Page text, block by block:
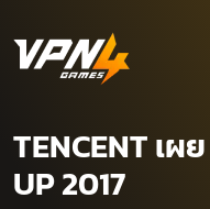
TENCENT เผ
UP 2017